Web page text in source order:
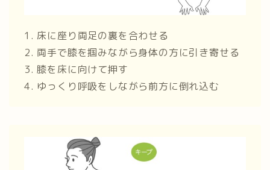
1. 床に座り両足の裏を合わせる
2. 両手で膝を掴みながら身体の方に引き寄せる
3. 膝を床に向けて押す
4. ゆっくり呼吸をしながら前方に倒れ込む